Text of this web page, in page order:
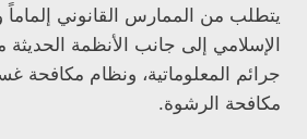
يتطلب من الممارس القانوني إلماماً
الإسلامي إلى جانب الأنظمة
جرائم المعلوماتية، ونظام مكافحة
مكافحة الرشوة.